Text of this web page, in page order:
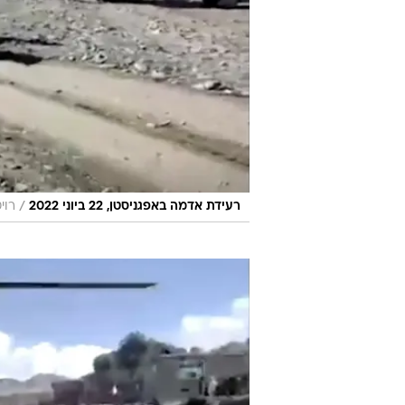
רעידת אדמה באפגניסטן, 22 ביוני 2022 /